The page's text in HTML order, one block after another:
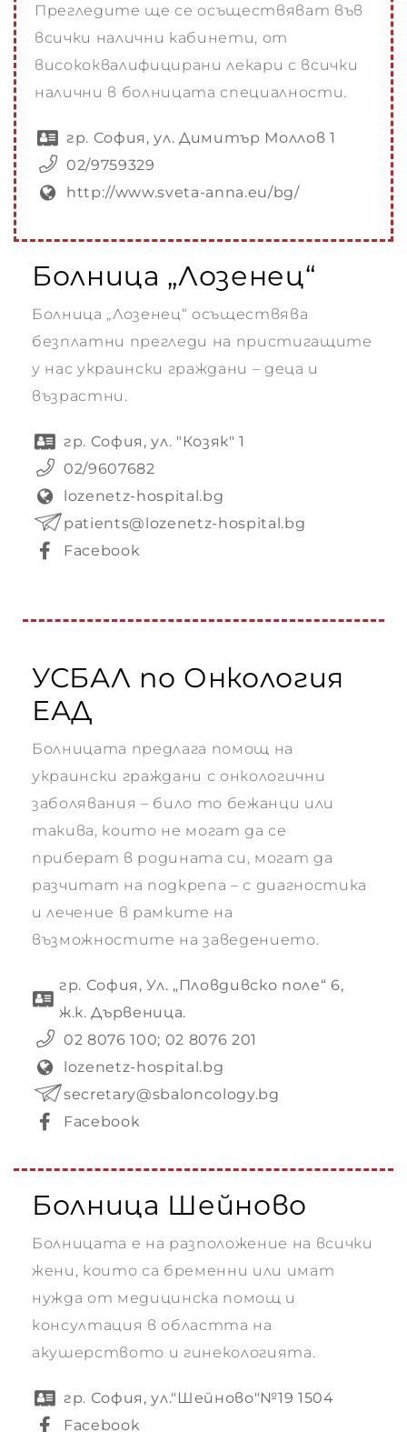
Прегледите ще се осъществяват във
всички налични кабинети, от
висококвалифицирани лекари с всички
налични в болницата специалности.
гр. София, ул. Димитър Моллов 1
02/9759329
http://www.sveta-anna.eu/bg/
Болница „Лозенец“
Болница „Лозенец“ осъществява
безплатни прегледи на пристигащите
у нас украински граждани – деца и
възрастни.
гр. София, ул. "Козяк" 1
02/9607682
lozenetz-hospital.bg
patients@lozenetz-hospital.bg
Facebook
УСБАЛ по Онкология
ЕАД
Болницата предлага помощ на
украински граждани с онкологични
заболявания – било то бежанци или
такива, които не могат да се
приберат в родината си, могат да
разчитат на подкрепа – с диагностика
и лечение в рамките на
възможностите на заведението.
гр. София, Ул. „Пловдивско поле“ 6,
ж.к. Дървеница.
02 8076 100; 02 8076 201
lozenetz-hospital.bg
secretary@sbaloncology.bg
Facebook
Болница Шейново
Болницата е на разположение на всички
жени, които са бременни или имат
нужда от медицинска помощ и
консултация в областта на
акушерството и гинекологията.
гр. София, ул."Шейново"№19 1504
Facebook